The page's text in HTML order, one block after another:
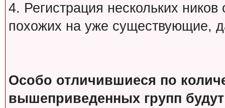
4. Регистрация нескольких
похожих на уже существующие,
Особо отличившиеся по
вышеприведенных групп